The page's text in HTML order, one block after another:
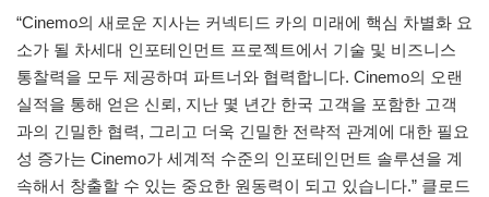
“Cinemo의 새로운 지사는 커넥티드 카의 미래에 핵심 차별화 요
소가 될 차세대 인포테인먼트 프로젝트에서 기술 및 비즈니스
통찰력을 모두 제공하며 파트너와 협력합니다. Cinemo의 오랜
실적을 통해 얻은 신뢰, 지난 몇 년간 한국 고객을 포함한 고객
과의 긴밀한 협력, 그리고 더욱 긴밀한 전략적 관계에 대한 필요
성 증가는 Cinemo가 세계적 수준의 인포테인먼트 솔루션을 계
속해서 창출할 수 있는 중요한 원동력이 되고 있습니다.” 클로드